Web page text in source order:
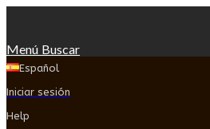
Menú Buscar
Español
Iniciar sesión
Help